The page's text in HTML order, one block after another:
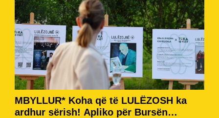
MBYLLUR* Koha që të LULËZOSH ka
ardhur sërish! Apliko për Bursën